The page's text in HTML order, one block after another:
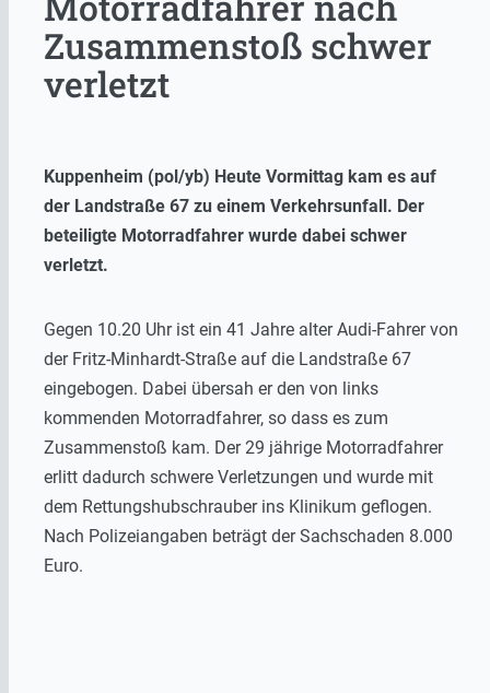
Zusammenstoß schwer
verletzt
Kuppenheim (pol/yb) Heute Vormittag kam es auf
der Landstraße 67 zu einem Verkehrsunfall. Der
beteiligte Motorradfahrer wurde dabei schwer
verletzt.
Gegen 10.20 Uhr ist ein 41 Jahre alter Audi-Fahrer von
der Fritz-Minhardt-Straße auf die Landstraße 67
eingebogen. Dabei übersah er den von links
kommenden Motorradfahrer, so dass es zum
Zusammenstoß kam. Der 29 jährige Motorradfahrer
erlitt dadurch schwere Verletzungen und wurde mit
dem Rettungshubschrauber ins Klinikum geflogen.
Nach Polizeiangaben beträgt der Sachschaden 8.000
Euro.